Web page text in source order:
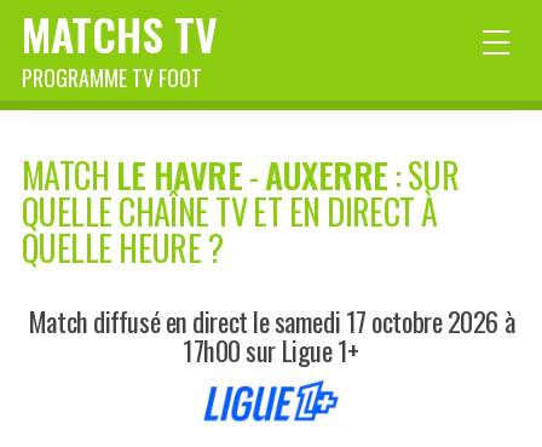
MATCHS TV
PROGRAMME TV FOOT
MATCH LE HAVRE-AUXERRE: SUR
QUELLE CHAÎNE TV ET EN DIRECT À
QUELLE HEURE ?
Match diffusé en direct le samedi 17 octobre 2026 à
17h00 sur Ligue 1+